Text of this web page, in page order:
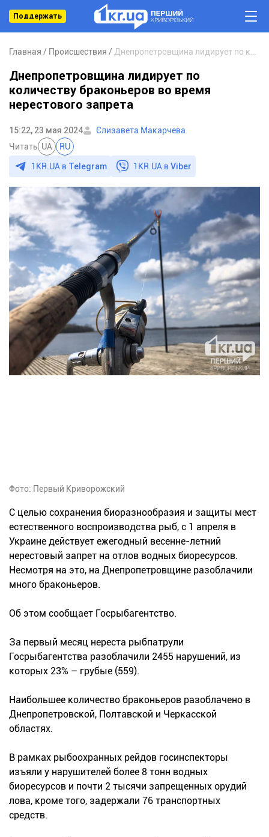
Поддержать
Главная Происшествия
Днепропетровщина лидирует по
количеству браконьеров во время
нерестового запрета
15:22, 23 мая 2024
Єлизавета Макарчева
Читать UA RU
1KR.UA в Telegram 1KR.UA вViber
Фото: Первый Криворожский
С целью сохранения биоразнообразия и защиты мест
естественного воспроизводства рыб, с 1 апреля в
Украине действует ежегодный весенне-летний
нерестовый запрет на отлов водных биоресурсов.
Несмотря на это, на Днепропетровщине разоблачили
много браконьеров.
Об этом сообщает Госрыбагентство.
За первый месяц нереста рыбпатрули
Госрыбагентства разоблачили 2455 нарушений, из
которых 23% – грубые (559).
Наибольшее количество браконьеров разоблачено в
Днепропетровской, Полтавской и Черкасской
областях.
В рамках рыбоохранных рейдов госинспекторы
изъяли у нарушителей более 8 тонн водных
биоресурсов и почти 2 тысячи запрещенных орудий
лова, кроме того, задержали 76 транспортных
средств.